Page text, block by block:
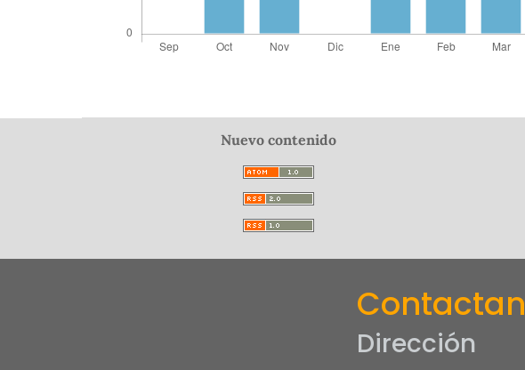
Nuevo contenido
Dirección